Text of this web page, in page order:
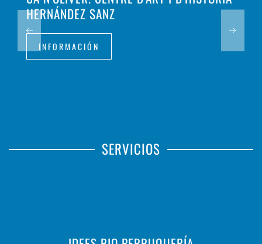
HERNÁNDEZ SANZ
INFORMACIÓN
SERVICIOS